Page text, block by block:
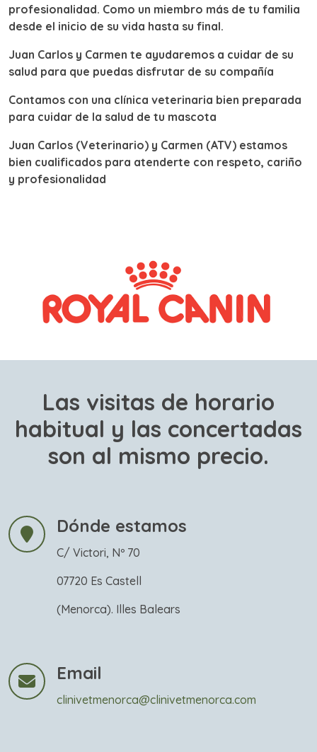
profesionalidad. Como un miembro más de tu familia
desde el inicio de su vida hasta su final.
Juan Carlos y Carmen te ayudaremos a cuidar de su
salud para que puedas disfrutar de su compañía
Contamos con una clínica veterinaria bien preparada
para cuidar de la salud de tu mascota
Juan Carlos (Veterinario) y Carmen (ATV) estamos
bien cualificados para atenderte con respeto, cariño
y profesionalidad
Las visitas de horario
habitual y las concertadas
son al mismo precio.
Dónde estamos
C/ Victori, Nº 70
07720 Es Castell
(Menorca). Illes Balears
Email
clinivetmenorca@clinivetmenorca.com